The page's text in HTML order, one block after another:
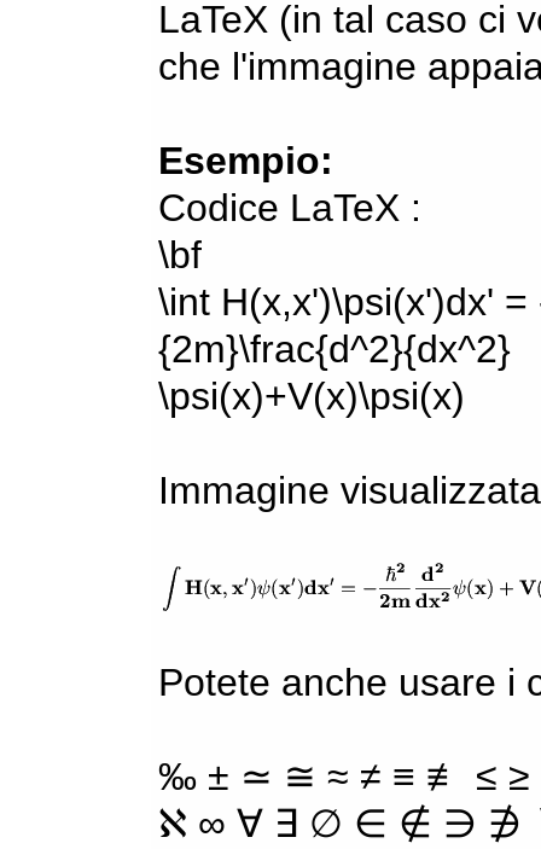
LaTeX (in tal caso ci
che l'immagine
Esempio:
Codice LaTeX :
\bf
\int H(x,x')\psi(x')dx'
{2m}\frac{d^2}{dx^2}
\psi(x)+V(x)\psi(x)
Immagine
Potete anche usare i
‰ ± ≃ ≅ ≈ ≠ ≡ ≢ ≤
ℵ ∞ ∀ ∃ ∅ ∈ ∉ ∋ ∌